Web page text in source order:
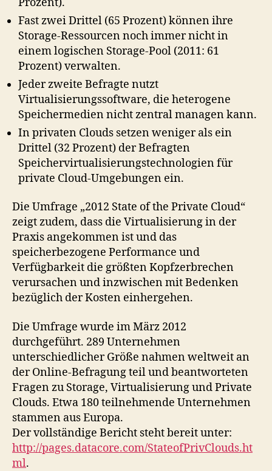
Fast zwei Drittel (65 Prozent) können ihre
Storage-Ressourcen noch immer nicht in
einem logischen Storage-Pool (2011: 61
Prozent) verwalten.
Jeder zweite Befragte nutzt
Virtualisierungssoftware, die heterogene
Speichermedien nicht zentral managen kann.
In privaten Clouds setzen weniger als ein
Drittel (32 Prozent) der Befragten
Speichervirtualisierungstechnologien für
private Cloud-Umgebungen ein.
Die Umfrage „2012 State of the Private Cloud“
zeigt zudem, dass die Virtualisierung in der
Praxis angekommen ist und das
speicherbezogene Performance und
Verfügbarkeit die größten Kopfzerbrechen
verursachen und inzwischen mit Bedenken
bezüglich der Kosten einhergehen.
Die Umfrage wurde im März 2012
durchgeführt. 289 Unternehmen
unterschiedlicher Größe nahmen weltweit an
der Online-Befragung teil und beantworteten
Fragen zu Storage, Virtualisierung und Private
Clouds. Etwa 180 teilnehmende Unternehmen
stammen aus Europa.
Der vollständige Bericht steht bereit unter:
http://pages.datacore.com/StateofPrivClouds.ht
ml.